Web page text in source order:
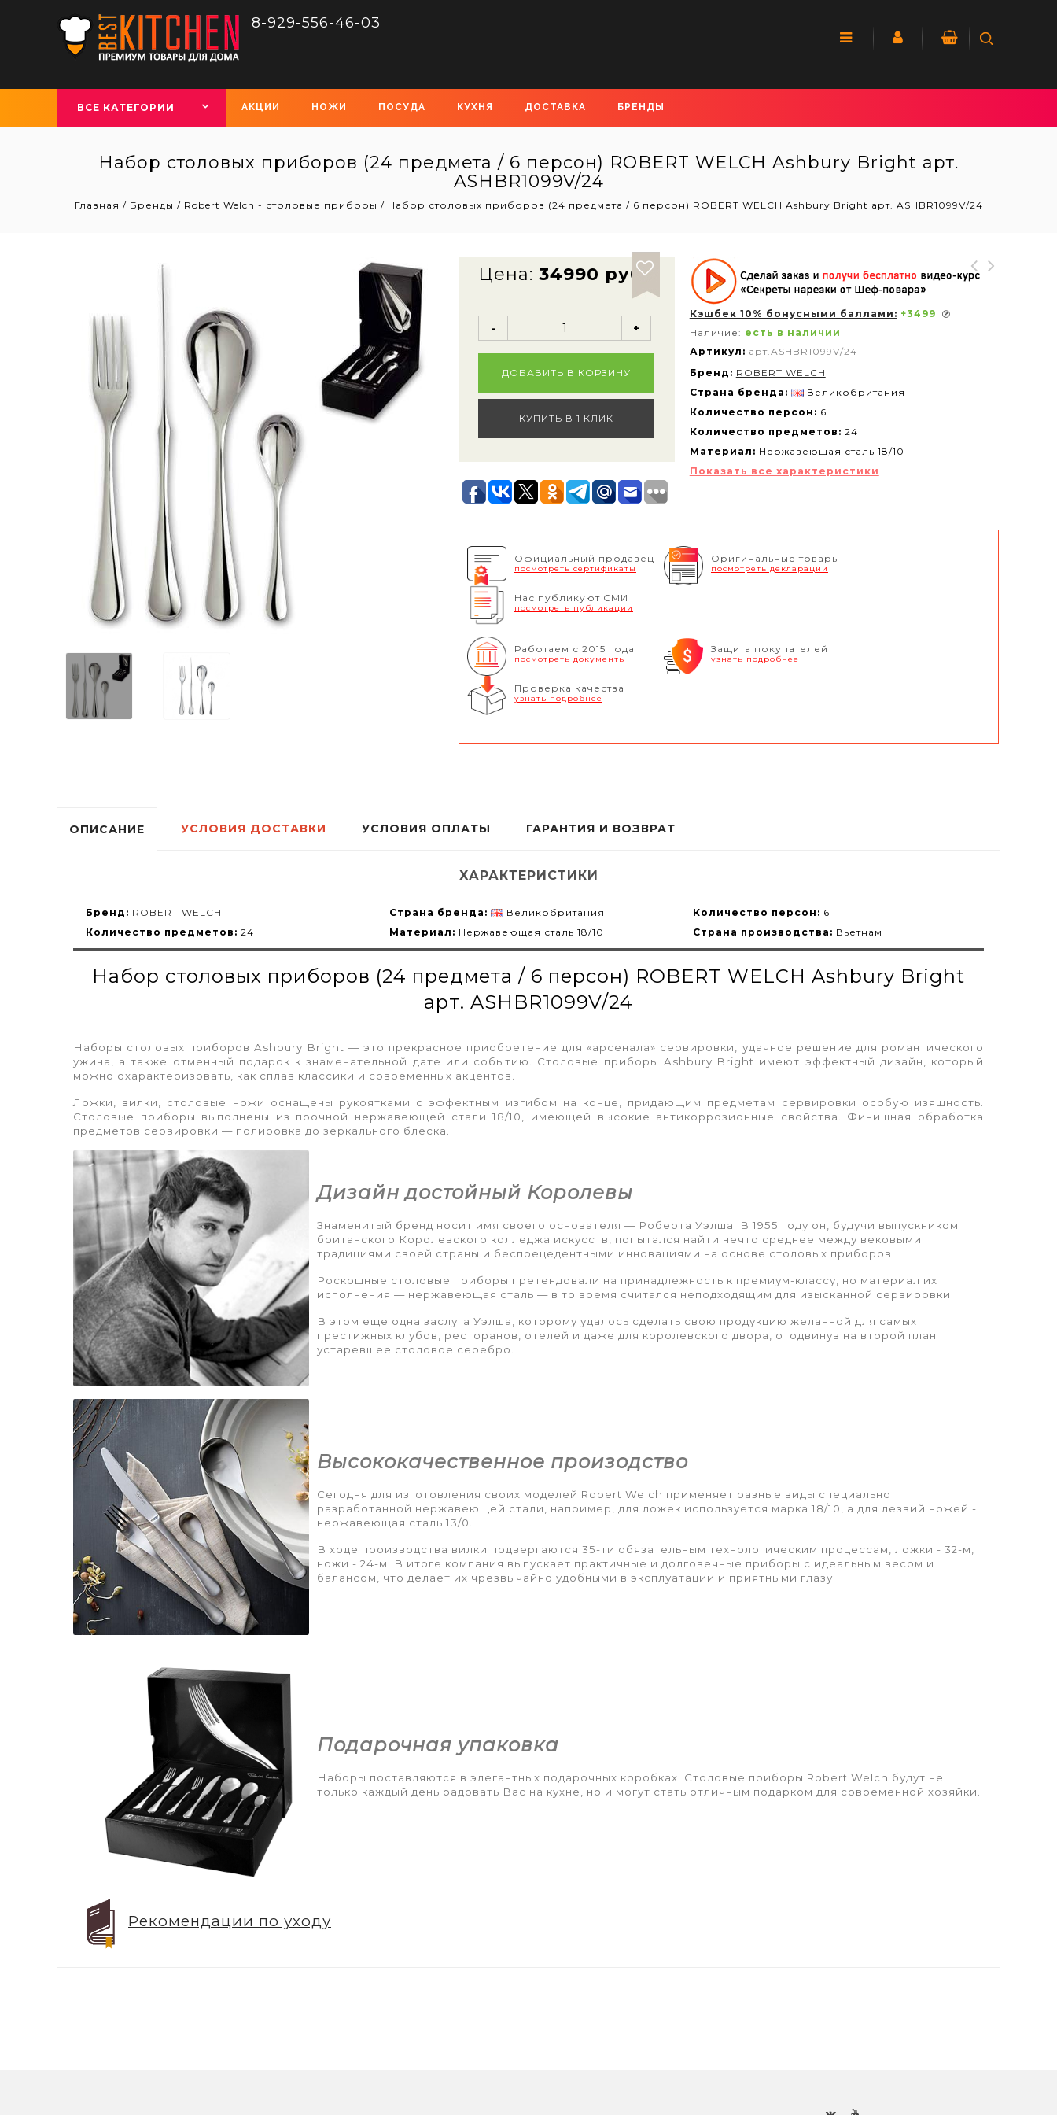
8-929-556-46-03
ВСЕ КАТЕГОРИИ АКЦИИ НОЖИ ПОСУДА КУХНЯ ДОСТАВКА БРЕНДЫ
Набор столовых приборов (24 предмета / 6 персон) ROBERT WELCH Ashbury Bright арт.
ASHBR1099V/24
Главная / Бренды / Robert Welch - столовые приборы / Набор столовых приборов (24 предмета / 6 персон) ROBERT WELCH Ashbury Bright арт. ASHBR1099V/24
Цена: 34990 руб
- +
ДОБАВИТЬ В КОРЗИНУ
КУПИТЬ В 1 КЛИК
Кэшбек 10% бонусными баллами: +3499
Наличие: есть в наличии
Артикул: арт.ASHBR1099V/24
Бренд: ROBERT WELCH
Страна бренда:
Великобритания
Количество персон: 6
Количество предметов: 24
Материал: Нержавеющая сталь 18/10
Показать все характеристики
Официальный продавец
посмотреть сертификаты
Оригинальные товары
посмотреть декларации
Нас публикуют СМИ
посмотреть публикации
Работаем с 2015 года
посмотреть документы
Защита покупателей
узнать подробнее
Проверка качества
узнать подробнее
ОПИСАНИЕ
ХАРАКТЕРИСТИКИ
Бренд: ROBERT WELCH Страна бренда: Великобритания Количество персон: 6
Количество предметов: 24 Материал: Нержавеющая сталь 18/10 Страна производства: Вьетнам
Набор столовых приборов (24 предмета / 6 персон) ROBERT WELCH Ashbury Bright
арт. ASHBR1099V/24
Наборы столовых приборов Ashbury Bright — это прекрасное приобретение для «арсенала» сервировки, удачное решение для романтического
ужина, а также отменный подарок к знаменательной дате или событию. Столовые приборы Ashbury Bright имеют эффектный дизайн, который
можно охарактеризовать, как сплав классики и современных акцентов.
Ложки, вилки, столовые ножи оснащены рукоятками с эффектным изгибом на конце, придающим предметам сервировки особую изящность.
Столовые приборы выполнены из прочной нержавеющей стали 18/10, имеющей высокие антикоррозионные свойства. Финишная обработка
предметов сервировки — полировка до зеркального блеска.
Дизайн достойный Королевы
Знаменитый бренд носит имя своего основателя — Роберта Уэлша. В 1955 году он, будучи выпускником
британского Королевского колледжа искусств, попытался найти нечто среднее между вековыми
традициями своей страны и беспрецедентными инновациями на основе столовых приборов.
Роскошные столовые приборы претендовали на принадлежность к премиум-классу, но материал их
исполнения — нержавеющая сталь — в то время считался неподходящим для изысканной сервировки.
В этом еще одна заслуга Уэлша, которому удалось сделать свою продукцию желанной для самых
престижных клубов, ресторанов, отелей и даже для королевского двора, отодвинув на второй план
устаревшее столовое серебро.
Высококачественное произодство
Сегодня для изготовления своих моделей Robert Welch применяет разные виды специально
разработанной нержавеющей стали, например, для ложек используется марка 18/10, а для лезвий ножей -
нержавеющая сталь 13/0.
В ходе производства вилки подвергаются 35-ти обязательным технологическим процессам, ложки - 32-м,
ножи - 24-м. В итоге компания выпускает практичные и долговечные приборы с идеальным весом и
балансом, что делает их чрезвычайно удобными в эксплуатации и приятными глазу.
Подарочная упаковка
Наборы поставляются в элегантных подарочных коробках. Столовые приборы Robert Welch будут не
только каждый день радовать Вас на кухне, но и могут стать отличным подарком для современной хозяйки.
Рекомендации по уходу
УСЛОВИЯ ДОСТАВКИ УСЛОВИЯ ОПЛАТЫ ГАРАНТИЯ И ВОЗВРАТ